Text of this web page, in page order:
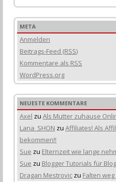
META
Anmelden
Beitrags-Feed (RSS)
Kommentare als RSS
WordPress.org
NEUESTE KOMMENTARE
Axel zu Als Mutter zuhause
Lana_SHON zu Affiliates! Als
bekommen!!
Sue zu Elternzeit wie lange
Sue zu Blogger Tutorials für
Dragan Mestrovic zu Falten